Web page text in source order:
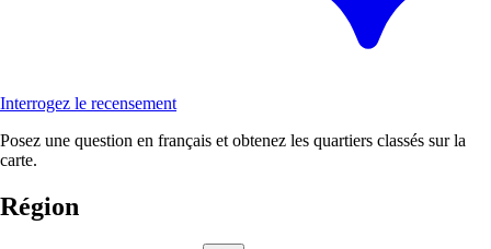
Interrogez le recensement
Posez une question en français et obtenez les quartiers classés sur la
carte.
Région